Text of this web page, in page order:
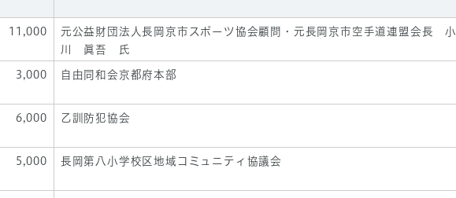
11,000
元公益財団法人長岡京市スポーツ協会顧問・元長岡京市空手道連盟会長 小
川 眞吾 氏
3,000 自由同和会京都府本部
6,000 乙訓防犯協会
5,000 長岡第八小学校区地域コミュニティ協議会